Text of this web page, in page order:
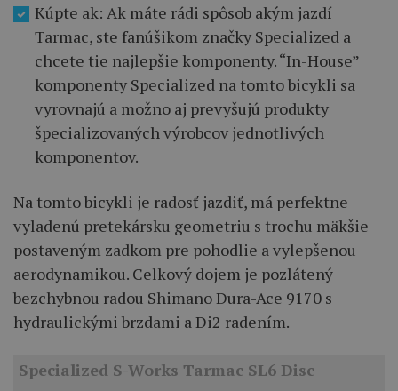
Kúpte ak: Ak máte rádi spôsob akým jazdí
Tarmac, ste fanúšikom značky Specialized a
chcete tie najlepšie komponenty. “In-House”
komponenty Specialized na tomto bicykli sa
vyrovnajú a možno aj prevyšujú produkty
špecializovaných výrobcov jednotlivých
komponentov.
Na tomto bicykli je radosť jazdiť, má perfektne
vyladenú pretekársku geometriu s trochu mäkšie
postaveným zadkom pre pohodlie a vylepšenou
aerodynamikou. Celkový dojem je pozlátený
bezchybnou radou Shimano Dura-Ace 9170 s
hydraulickými brzdami a Di2 radením.
Specialized S-Works Tarmac SL6 Disc